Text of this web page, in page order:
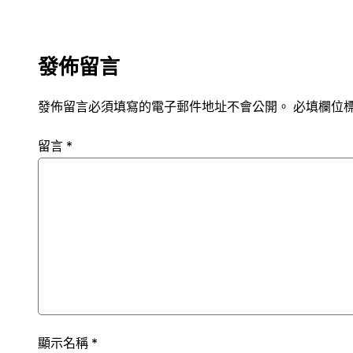
發佈留言
發佈留言必須填寫的電子郵件地址不會公開。 必填欄位
留言 *
顯示名稱 *